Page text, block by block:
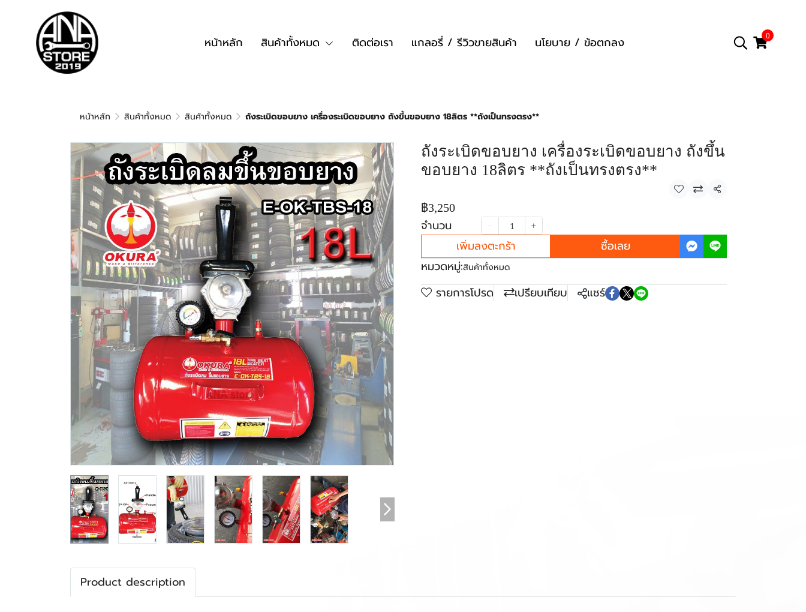
หน้าหลัก สินค้าทั้งหมด ติดต่อเรา แกลอรี่ / รีวิวขายสินค้า นโยบาย / ข้อตกลง 0
หน้าหลัก สินค้าทั้งหมด สินค้าทั้งหมด ถังระเบิดขอบยาง เครื่องระเบิดขอบยาง ถังขึ้นขอบยาง 18ลิตร **ถังเป็นทรงตรง**
ถังระเบิดขอบยาง เครื่องระเบิดขอบยาง ถังขึ้น
ขอบยาง 18ลิตร **ถังเป็นทรงตรง**
แชร์
฿3,250
จำนวน
เพิ่มลงตะกร้า
ซื้อเลย
หมวดหมู่:สินค้าทั้งหมด
รายการโปรด เปรียบเทียบ แชร์
Product description